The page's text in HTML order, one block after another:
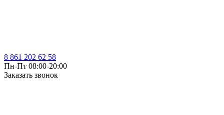
8 861 202 62 58
Пн-Пт 08:00-20:00
Заказать звонок